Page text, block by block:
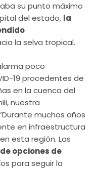
su punto máximo
del estado, la
la selva tropical.
poco
19 procedentes de
en la cuenca del
nuestra
muchos años
en infraestructura
esta región. Las
opciones de
para seguir la